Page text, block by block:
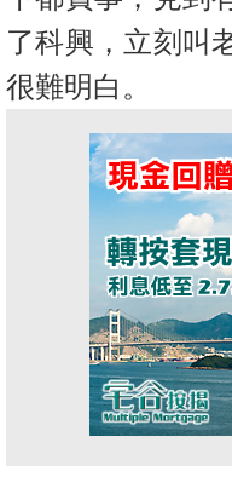
了科興，立刻叫
很難明白。